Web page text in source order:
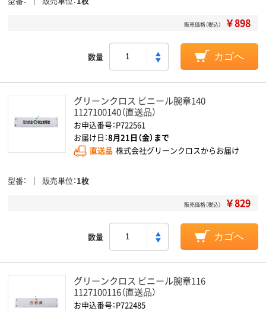
販売価格（税込） ￥898
数量 カゴへ
グリーンクロス ビニール腕章140
1127100140（直送品）
お申込番号：P722561
お届け日：8月21日（金）まで
直送品 株式会社グリーンクロスからお届け
型番 販売単位 1枚
販売価格（税込） ￥829
数量 カゴへ
グリーンクロス ビニール腕章116
1127100116（直送品）
お申込番号：P722485